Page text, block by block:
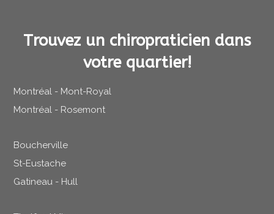
Trouvez un chiropraticien dans
votre quartier!
Montréal - Mont-Royal
Montréal - Rosemont
Boucherville
St-Eustache
Gatineau - Hull